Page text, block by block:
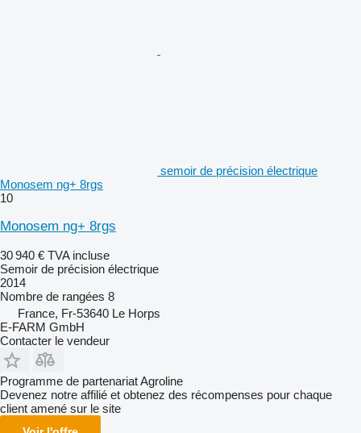
semoir de précision électrique
Monosem ng+ 8rgs
10
Monosem ng+ 8rgs
30 940 € TVA incluse
Semoir de précision électrique
2014
Nombre de rangées 8
France, Fr-53640 Le Horps
E-FARM GmbH
Contacter le vendeur
Programme de partenariat Agroline
Devenez notre affilié et obtenez des récompenses pour chaque
client amené sur le site